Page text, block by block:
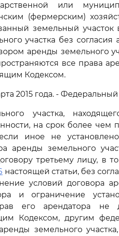
или
(фермерским)
земельный участок
участка без
аренды земельного
все права
Кодексом.
2015 года. - Федеральный
участка,
на срок более чем
иное не
аренды земельного
третьему лицу, в
настоящей статьи, без
условий договора
и ограничение
его арендатора не
Кодексом, другим
земельного